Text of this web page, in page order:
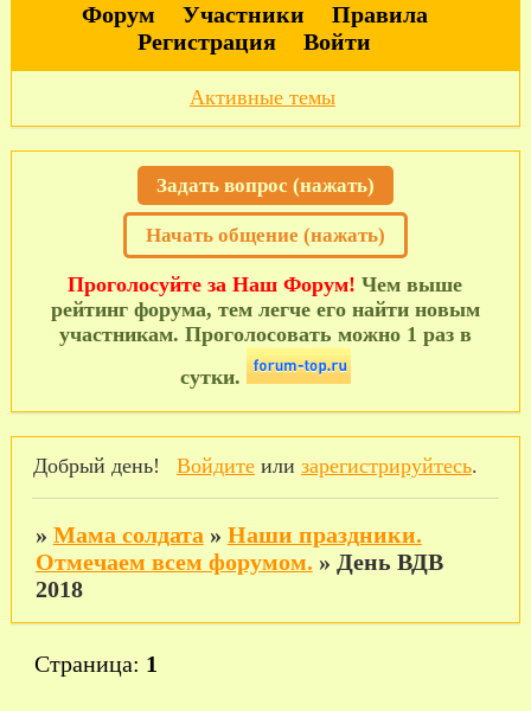
Форум Участники
Правила
Регистрация
Войти
Активные темы
Задать вопрос (нажать)
Начать общение (нажать)
Проголосуйте за Наш Форум! Чем выше
рейтинг форума, тем легче его найти новым
участникам. Проголосовать можно 1 раз в
сутки.
Добрый день! Войдитеили зарегистрируйтесь.
» Мама солдата » Наши праздники.
Отмечаем всем форумом. » День ВДВ
2018
Страница: 1